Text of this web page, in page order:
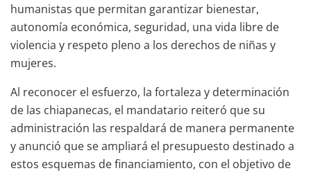
humanistas que permitan garantizar bienestar,
autonomía económica, seguridad, una vida libre de
violencia y respeto pleno a los derechos de niñas y
mujeres.
Al reconocer el esfuerzo, la fortaleza y determinación
de las chiapanecas, el mandatario reiteró que su
administración las respaldará de manera permanente
y anunció que se ampliará el presupuesto destinado a
estos esquemas de financiamiento, con el objetivo de